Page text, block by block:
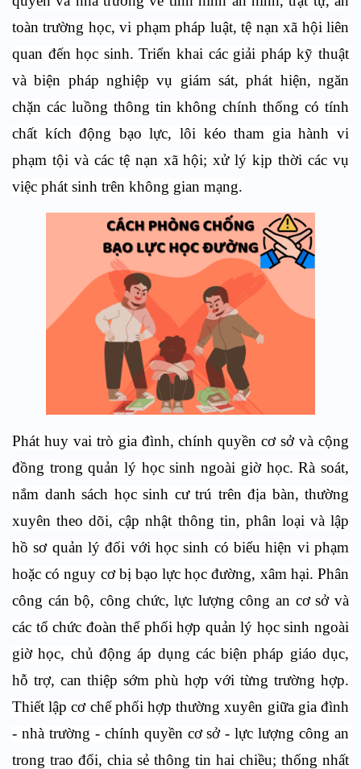
toàn trường học, vi phạm pháp luật, tệ nạn xã hội liên
quan đến học sinh. Triển khai các giải pháp kỹ thuật
và biện pháp nghiệp vụ giám sát, phát hiện, ngăn
chặn các luồng thông tin không chính thống có tính
chất kích động bạo lực, lôi kéo tham gia hành vi
phạm tội và các tệ nạn xã hội; xử lý kịp thời các vụ
việc phát sinh trên không gian mạng.
Phát huy vai trò gia đình, chính quyền cơ sở và cộng
đồng trong quản lý học sinh ngoài giờ học. Rà soát,
nắm danh sách học sinh cư trú trên địa bàn, thường
xuyên theo dõi, cập nhật thông tin, phân loại và lập
hồ sơ quản lý đối với học sinh có biểu hiện vi phạm
hoặc có nguy cơ bị bạo lực học đường, xâm hại. Phân
công cán bộ, công chức, lực lượng công an cơ sở và
các tổ chức đoàn thể phối hợp quản lý học sinh ngoài
giờ học, chủ động áp dụng các biện pháp giáo dục,
hỗ trợ, can thiệp sớm phù hợp với từng trường hợp.
Thiết lập cơ chế phối hợp thường xuyên giữa gia đình
- nhà trường - chính quyền cơ sở - lực lượng công an
trong trao đổi, chia sẻ thông tin hai chiều; thống nhất